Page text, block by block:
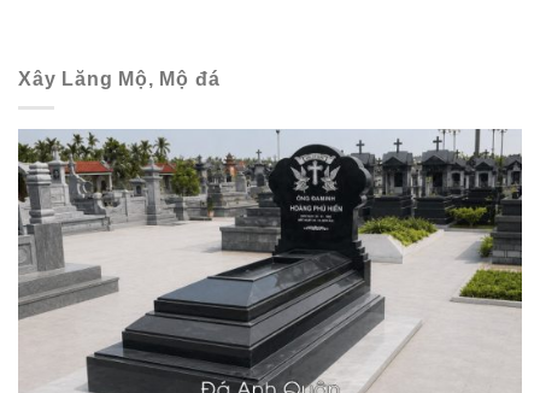
Xây Lăng Mộ, Mộ đá